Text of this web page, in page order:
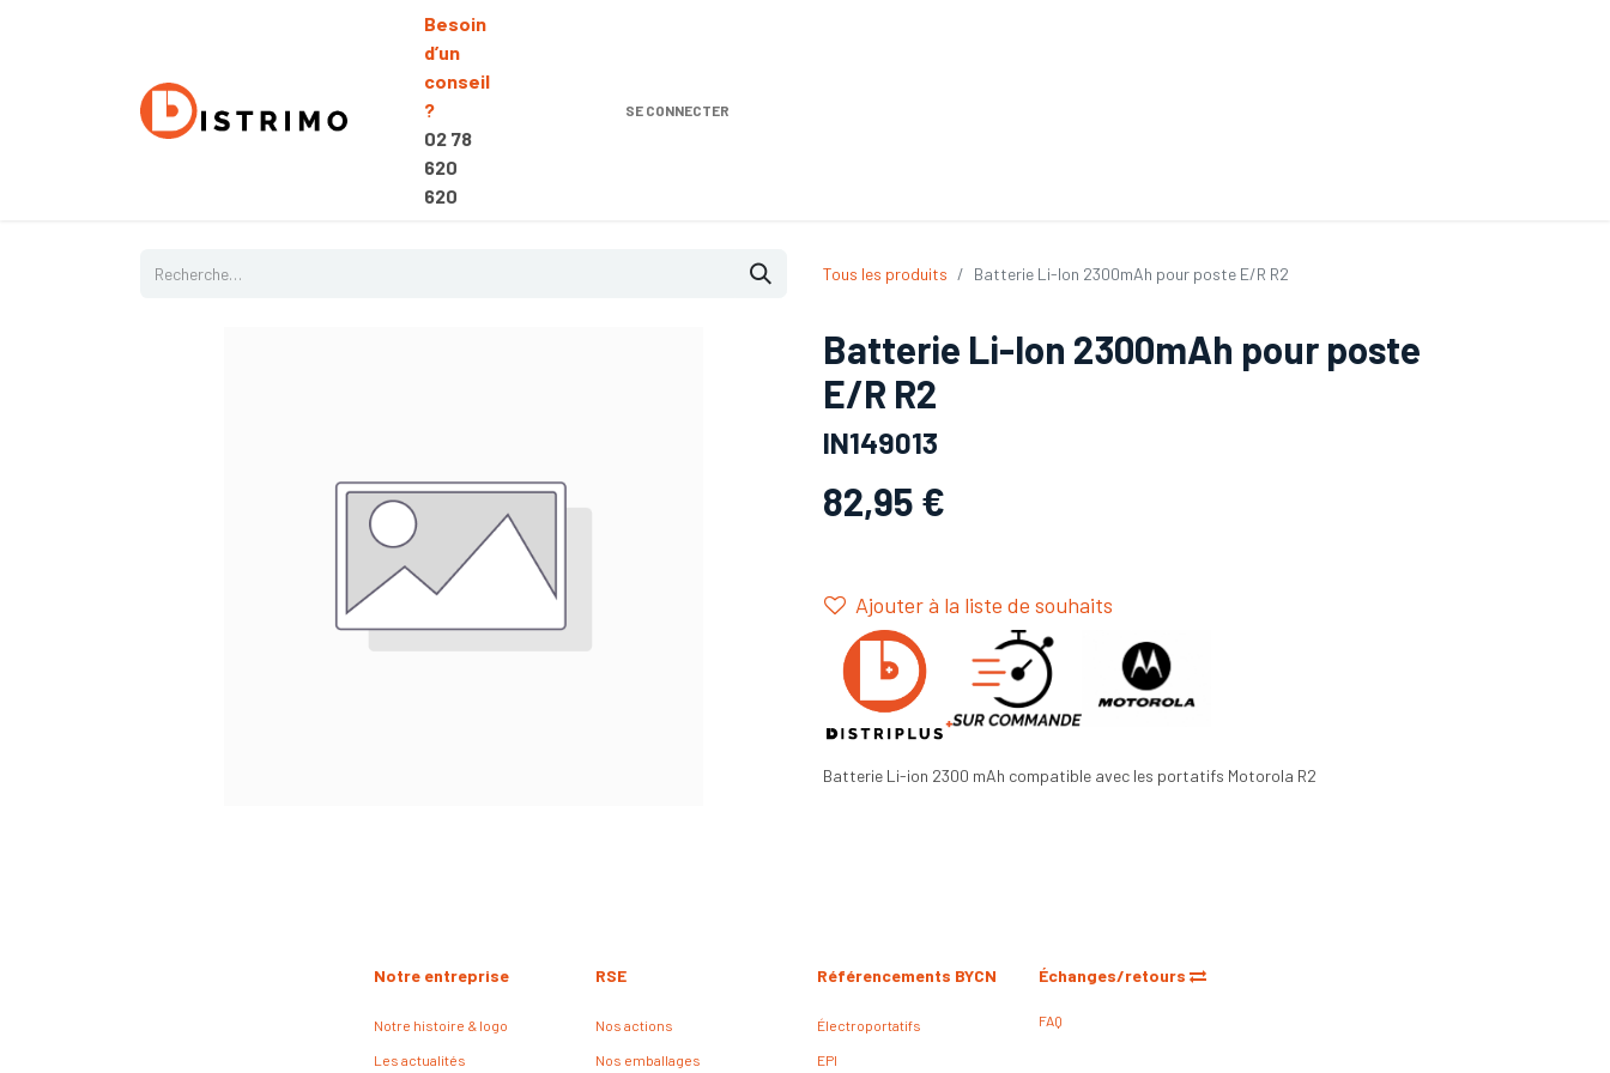
Besoin
d’un
conseil
?
02 78
620
620
SE CONNECTER
Tous les produits Batterie Li-Ion 2300mAh pour poste E/R R2
Batterie Li-Ion 2300mAh pour poste
E/R R2
IN149013
82,95 €
Ajouter à la liste de souhaits
Batterie Li-ion 2300 mAh compatible avec les portatifs Motorola R2
Échanges/retours
FAQ
Référencements BYCN
Électroportatifs
EPI
RSE
Nos actions
Nos emballages
Notre entreprise
Notre histoire & logo
Les actualités